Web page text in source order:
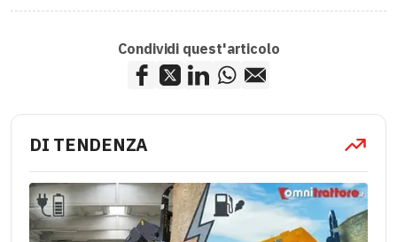
Condividi quest'articolo
DI TENDENZA